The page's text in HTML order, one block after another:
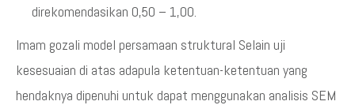
direkomendasikan 0,50 – 1,00.
Imam gozali model persamaan struktural Selain uji
kesesuaian di atas adapula ketentuan-ketentuan yang
hendaknya dipenuhi untuk dapat menggunakan analisis SEM